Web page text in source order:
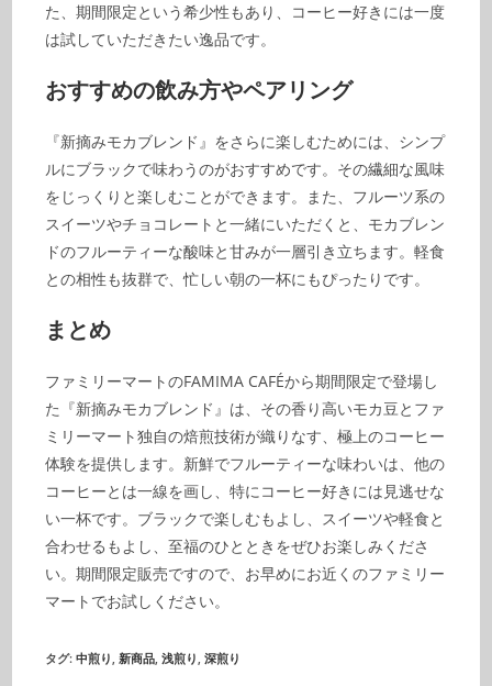
た、期間限定という希少性もあり、コーヒー好きには一度
は試していただきたい逸品です。
おすすめの飲み方やペアリング
『新摘みモカブレンド』をさらに楽しむためには、シンプ
ルにブラックで味わうのがおすすめです。その繊細な風味
をじっくりと楽しむことができます。また、フルーツ系の
スイーツやチョコレートと一緒にいただくと、モカブレン
ドのフルーティーな酸味と甘みが一層引き立ちます。軽食
との相性も抜群で、忙しい朝の一杯にもぴったりです。
まとめ
ファミリーマートのFAMIMA CAFÉから期間限定で登場し
た『新摘みモカブレンド』は、その香り高いモカ豆とファ
ミリーマート独自の焙煎技術が織りなす、極上のコーヒー
体験を提供します。新鮮でフルーティーな味わいは、他の
コーヒーとは一線を画し、特にコーヒー好きには見逃せな
い一杯です。ブラックで楽しむもよし、スイーツや軽食と
合わせるもよし、至福のひとときをぜひお楽しみくださ
い。期間限定販売ですので、お早めにお近くのファミリー
マートでお試しください。
タグ:中煎り, 新商品, 浅煎り, 深煎り